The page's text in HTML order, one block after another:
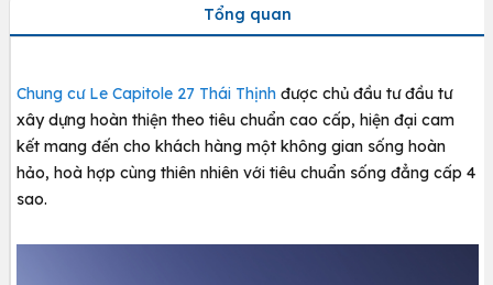
Tổng quan
Chung cư Le Capitole 27 Thái Thịnh được chủ đầu tư đầu tư
xây dựng hoàn thiện theo tiêu chuẩn cao cấp, hiện đại cam
kết mang đến cho khách hàng một không gian sống hoàn
hảo, hoà hợp cùng thiên nhiên với tiêu chuẩn sống đẳng cấp 4
sao.